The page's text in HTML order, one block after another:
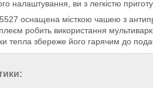
налаштування, ви з легкістю
оснащена місткою чашею з
робить використання
тепла збереже його гарячим до